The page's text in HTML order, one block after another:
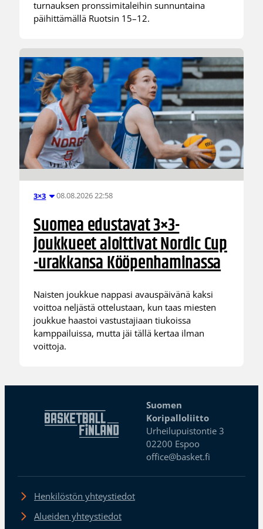
turnauksen pronssimitaleihin sunnuntaina
päihittämällä Ruotsin 15–12.
3×3 08.08.2026 22:58
Suomea edustavat 3×3-
joukkueet aloittivat Nordic Cup
-urakkansa Kööpenhaminassa
Naisten joukkue nappasi avauspäivänä kaksi
voittoa neljästä ottelustaan, kun taas miesten
joukkue haastoi vastustajiaan tiukoissa
kamppailuissa, mutta jäi tällä kertaa ilman
voittoja.
Suomen
Koripalloliitto
Urheilupuistontie 3
02200 Espoo
office@basket.fi
Henkilöstön yhteystiedot
Alueiden yhteystiedot